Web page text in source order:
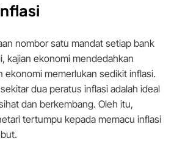
nombor satu mandat setiap bank
kajian ekonomi mendedahkan
ekonomi memerlukan sedikit inflasi.
dua peratus inflasi adalah ideal
dan berkembang. Oleh itu,
tertumpu kepada memacu inflasi